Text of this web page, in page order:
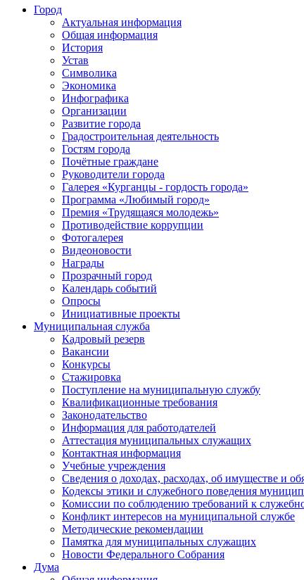
Город
Актуальная информация
Общая информация
История
Устав
Символика
Экономика
Инфографика
Организации
Развитие города
Градостроительная деятельность
Гостям города
Почётные граждане
Руководители города
Галерея «Курганцы - гордость города»
Программа «Любимый город»
Премия «Трудящаяся молодежь»
Противодействие коррупции
Фотогалерея
Видеоновости
Награды
Прозрачный город
Календарь событий
Опросы
Инициативные проекты
Муниципальная служба
Кадровый резерв
Вакансии
Конкурсы
Стажировка
Поступление на муниципальную службу
Квалификационные требования
Законодательство
Информация для работодателей
Аттестация муниципальных служащих
Контактная информация
Учебные учреждения
Сведения о доходах, расходах, об имуществе и
Кодексы этики и служебного поведения
Комиссии по соблюдению требований к
Конфликт интересов на муниципальной службе
Методические рекомендации
Памятка для муниципальных служащих
Новости Федерального Cобрания
Дума